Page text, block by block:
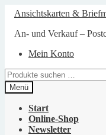
Zur
Navigation
springen
Zum
Inhalt
springen
Ansichtskarten &
An- und Verkauf –
Mein Konto
Suchen
nach:
Menü
Start
Online-Shop
Newsletter